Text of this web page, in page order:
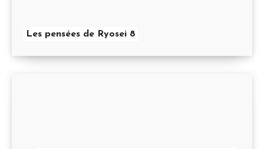
Les pensées de Ryosei 8